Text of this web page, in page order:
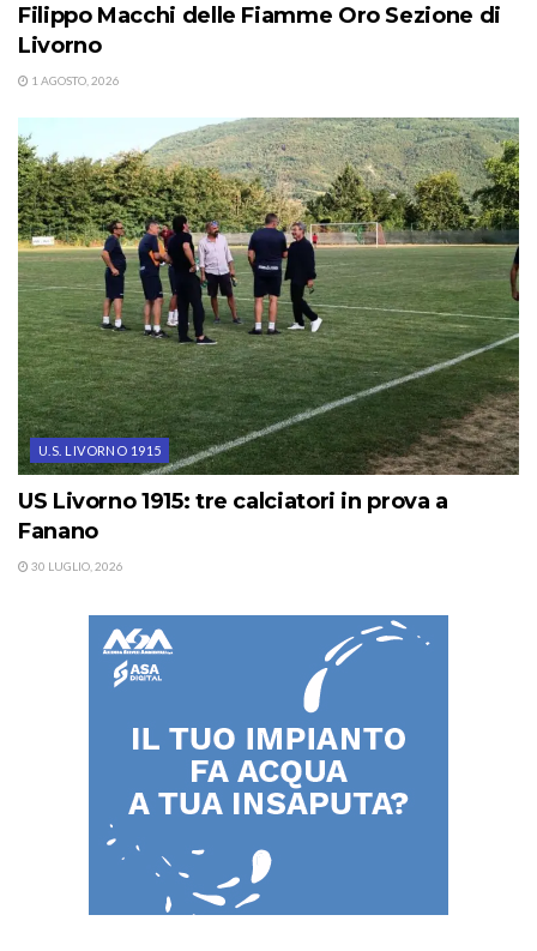
Filippo Macchi delle Fiamme Oro Sezione di
Livorno
1 AGOSTO, 2026
U.S. LIVORNO 1915
US Livorno 1915: tre calciatori in prova a
Fanano
30 LUGLIO, 2026